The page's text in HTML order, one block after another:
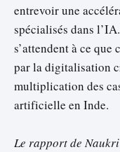
entrevoir une
spécialisés dans
s’attendent à ce que
par la digitalisation
multiplication des
artificielle en Inde.
Le rapport de